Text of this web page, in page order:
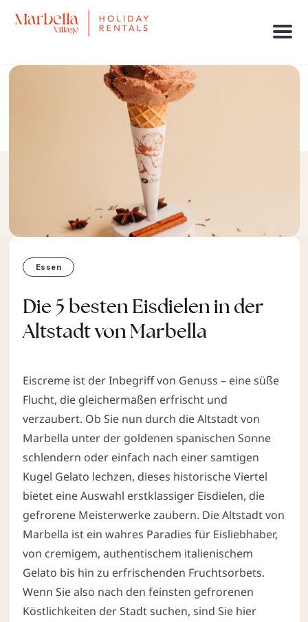
Menu
Essen
Die 5 besten Eisdielen in der
Altstadt von Marbella
Eiscreme ist der Inbegriff von Genuss – eine süße
Flucht, die gleichermaßen erfrischt und
verzaubert. Ob Sie nun durch die Altstadt von
Marbella unter der goldenen spanischen Sonne
schlendern oder einfach nach einer samtigen
Kugel Gelato lechzen, dieses historische Viertel
bietet eine Auswahl erstklassiger Eisdielen, die
gefrorene Meisterwerke zaubern. Die Altstadt von
Marbella ist ein wahres Paradies für Eisliebhaber,
von cremigem, authentischem italienischem
Gelato bis hin zu erfrischenden Fruchtsorbets.
Wenn Sie also nach den feinsten gefrorenen
Köstlichkeiten der Stadt suchen, sind Sie hier